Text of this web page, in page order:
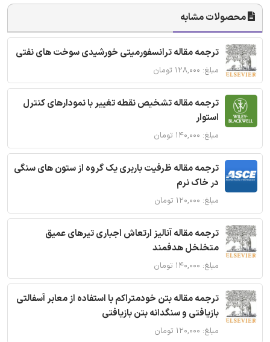
محصولات مشابه
ترجمه مقاله ترانسفورمیتی خورشیدی سوخت های نفتی
مبلغ: ۱۲۸,۰۰۰ تومان
ترجمه مقاله تشخیص نقطه تغییر با نمودارهای کنترل
استوار
مبلغ: ۱۴۰,۰۰۰ تومان
ترجمه مقاله ظرفیت باربری یک گروه از ستون های سنگی
در خاک نرم
مبلغ: ۱۲۰,۰۰۰ تومان
ترجمه مقاله آنالیز ارتعاش اجباری تیرهای عمیق
متخلخل هدفمند
مبلغ: ۱۴۰,۰۰۰ تومان
ترجمه مقاله بتن خودمتراکم با استفاده از معابر آسفالتی
بازیافتی و سنگدانه بتن بازیافتی
مبلغ: ۱۲۰,۰۰۰ تومان